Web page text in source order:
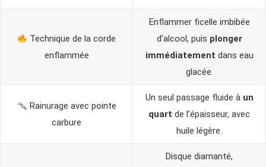
Technique de la corde
enflammée
Enflammer ficelle imbibée
d’alcool, puis plonger
immédiatement dans eau
glacée.
Rainurage avec pointe
carbure
Un seul passage fluide à un
quart de l’épaisseur, avec
huile légère.
Disque diamanté,